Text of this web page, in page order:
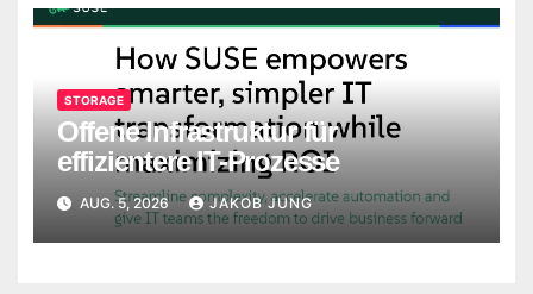
STORAGE
Offene Infrastruktur für
effizientere IT-Prozesse
AUG. 5, 2026 JAKOB JUNG